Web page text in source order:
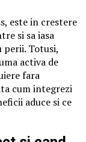
este in crestere
si sa iasa
perii. Totusi,
activa de
fara
cum integrezi
aduce si ce